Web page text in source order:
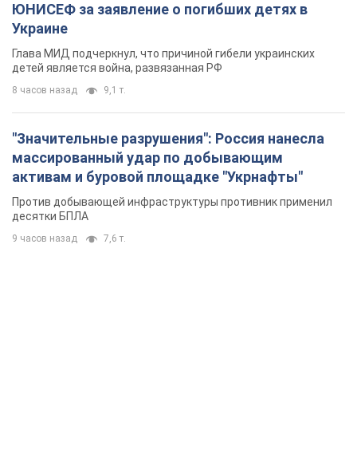
ЮНИСЕФ за заявление о погибших детях в
Украине
Глава МИД подчеркнул, что причиной гибели украинских
детей является война, развязанная РФ
8 часов назад 9,1 т.
"Значительные разрушения": Россия нанесла
массированный удар по добывающим
активам и буровой площадке "Укрнафты"
Против добывающей инфраструктуры противник применил
десятки БПЛА
9 часов назад 7,6 т.